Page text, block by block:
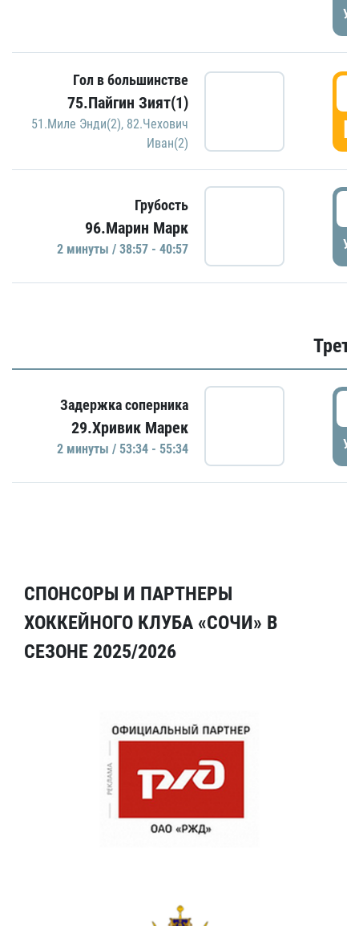
Гол в большинстве
75.Пайгин Зият(1)
51.Миле Энди(2), 82.Чехович
Иван(2)
Грубость
96.Марин Марк
2 минуты / 38:57 - 40:57
Задержка соперника
29.Хривик Марек
2 минуты / 53:34 - 55:34
СПОНСОРЫ И ПАРТНЕРЫ
ХОККЕЙНОГО КЛУБА «СОЧИ» В
СЕЗОНЕ 2025/2026